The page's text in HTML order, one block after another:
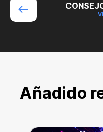
Añadido